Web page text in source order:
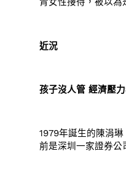
近況
孩子沒人管 經濟壓
1979年誕生的陳涓
前是深圳一家證券公